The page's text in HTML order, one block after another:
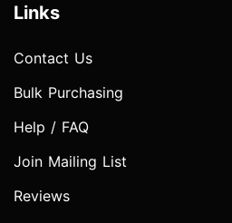
Links
Contact Us
Bulk Purchasing
Help / FAQ
Join Mailing List
Reviews